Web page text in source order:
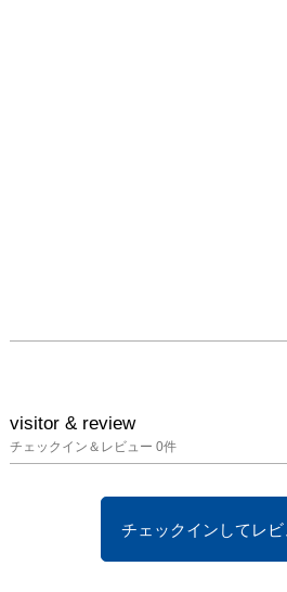
visitor & review
チェックイン＆レビュー 0件
チェックインしてレビ